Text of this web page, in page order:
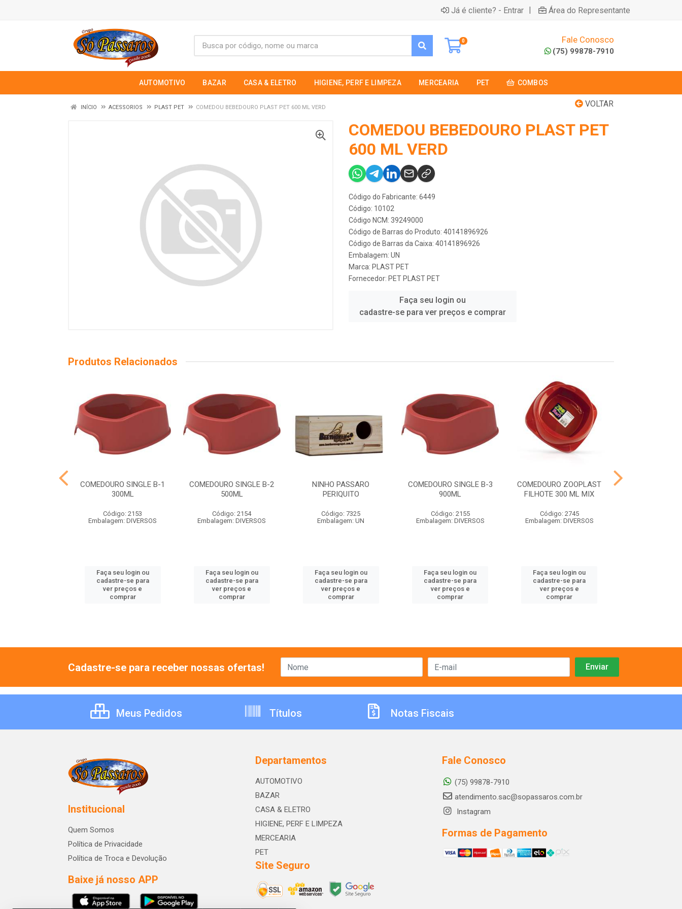
Já é cliente? - Entrar | Área do Representante
0 Fale Conosco
(75) 99878-7910
AUTOMOTIVO BAZAR CASA & ELETRO HIGIENE, PERF E LIMPEZA MERCEARIA PET COMBOS
VOLTAR
INÍCIO ACESSORIOS PLAST PET COMEDOU BEBEDOURO PLAST PET 600 ML VERD
COMEDOU BEBEDOURO PLAST PET
600 ML VERD
Código do Fabricante: 6449
Código: 10102
Código NCM: 39249000
Código de Barras do Produto: 40141896926
Código de Barras da Caixa: 40141896926
Embalagem: UN
Marca: PLAST PET
Fornecedor: PET PLAST PET
Faça seu login ou
cadastre-se para ver preços e comprar
Produtos Relacionados
COMEDOURO SINGLE B-1
300ML
Código: 2153
Embalagem: DIVERSOS
Faça seu login ou
cadastre-se para
ver preços e
comprar
COMEDOURO SINGLE B-2
500ML
Código: 2154
Embalagem: DIVERSOS
Faça seu login ou
cadastre-se para
ver preços e
comprar
NINHO PASSARO
PERIQUITO
Código: 7325
Embalagem: UN
Faça seu login ou
cadastre-se para
ver preços e
comprar
COMEDOURO SINGLE B-3
900ML
Código: 2155
Embalagem: DIVERSOS
Faça seu login ou
cadastre-se para
ver preços e
comprar
COMEDOURO ZOOPLAST
FILHOTE 300 ML MIX
Código: 2745
Embalagem: DIVERSOS
Faça seu login ou
cadastre-se para
ver preços e
comprar
Cadastre-se para receber nossas ofertas!
Meus Pedidos Títulos Notas Fiscais
Institucional
Quem Somos
Política de Privacidade
Política de Troca e Devolução
Baixe já nosso APP
Departamentos
AUTOMOTIVO
BAZAR
CASA & ELETRO
HIGIENE, PERF E LIMPEZA
MERCEARIA
PET
Site Seguro
Fale Conosco
(75) 99878-7910
atendimento.sac@sopassaros.com.br
Instagram
Formas de Pagamento